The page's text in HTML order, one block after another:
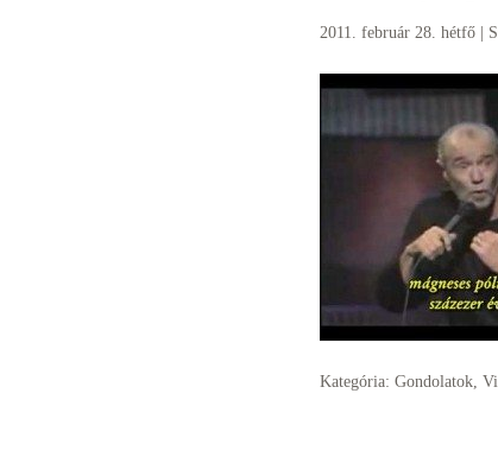
2011. február 28. hétfő|
Kategória: Gondolatok,